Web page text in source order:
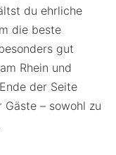
du ehrliche
die beste
gut
Rhein und
der Seite
– sowohl zu